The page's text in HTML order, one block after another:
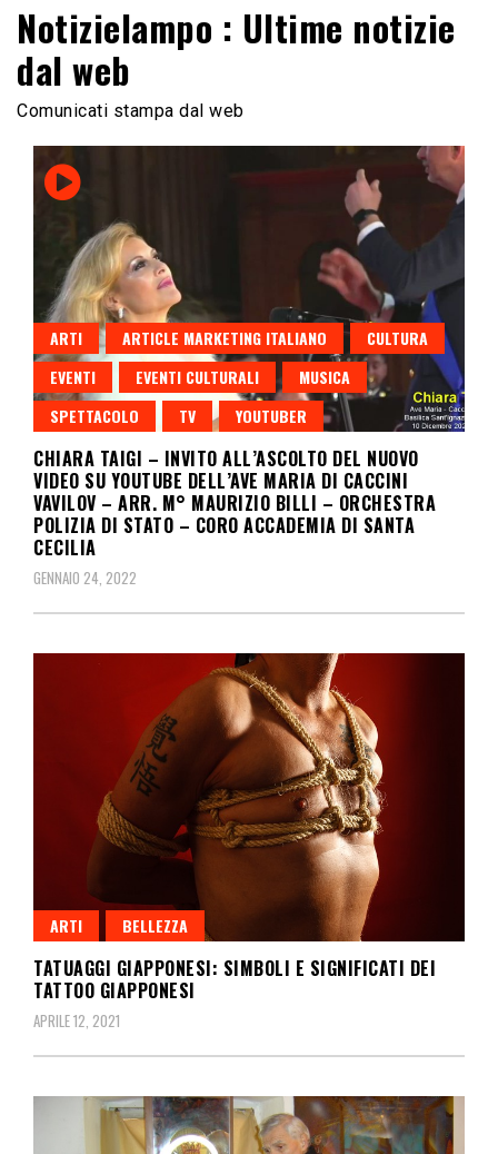
Notizielampo : Ultime notizie
dal web
Comunicati stampa dal web
ARTI ARTICLE MARKETING ITALIANO
CULTURA
EVENTI
EVENTI CULTURALI
MUSICA
SPETTACOLO
TV YOUTUBER
CHIARA TAIGI – INVITO ALL’ASCOLTO DEL NUOVO
VIDEO SU YOUTUBE DELL’AVE MARIA DI CACCINI
VAVILOV – ARR. M° MAURIZIO BILLI – ORCHESTRA
POLIZIA DI STATO – CORO ACCADEMIA DI SANTA
CECILIA
GENNAIO 24, 2022
ARTI BELLEZZA
TATUAGGI GIAPPONESI: SIMBOLI E SIGNIFICATI DEI
TATTOO GIAPPONESI
APRILE 12, 2021